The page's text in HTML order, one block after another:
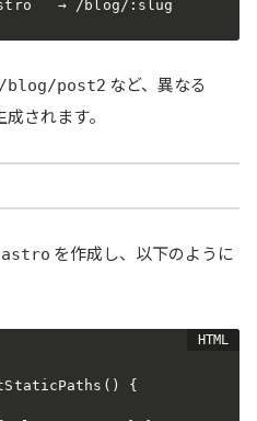
→ /blog/:slug
/blog/post2 など、異なる
されます。
を作成し、以下のように
{